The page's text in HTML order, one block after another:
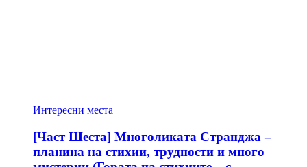
Интересни места
[Част Шеста] Многоликата Странджа –
планина на стихии, трудности и много